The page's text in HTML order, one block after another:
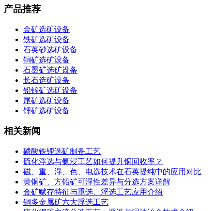
产品推荐
金矿选矿设备
铁矿选矿设备
石英砂选矿设备
铜矿选矿设备
石墨矿选矿设备
长石选矿设备
铅锌矿选矿设备
尾矿选矿设备
锂矿选矿设备
相关新闻
磷酸铁锂选矿制备工艺
硫化浮选与氨浸工艺如何提升铜回收率？
磁、重、浮、色、电选技术在石英提纯中的应用对比
黄铜矿、方铅矿可浮性差异与分选方案详解
金矿赋存特征与重选、浮选工艺应用介绍
铜多金属矿六大浮选工艺